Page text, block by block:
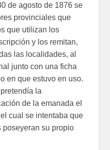
de agosto de 1876 se
provinciales que
que utilizan los
y los remitan,
las localidades, al
junto con una ficha
en que estuvo en uso.
la
de la emanada el
cual se intentaba que
poseyeran su propio